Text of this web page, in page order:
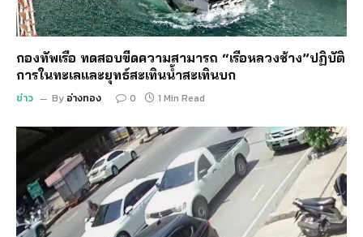
กองทัพเรือ ทดสอบขีดความสามารถ “เรือหลวงช้าง”ปฏิบัติ
การในทะเลและยุทธ์สะเทินน้ำสะเทินบก
ข่าว By อ่างทอง 0 1 Min Read